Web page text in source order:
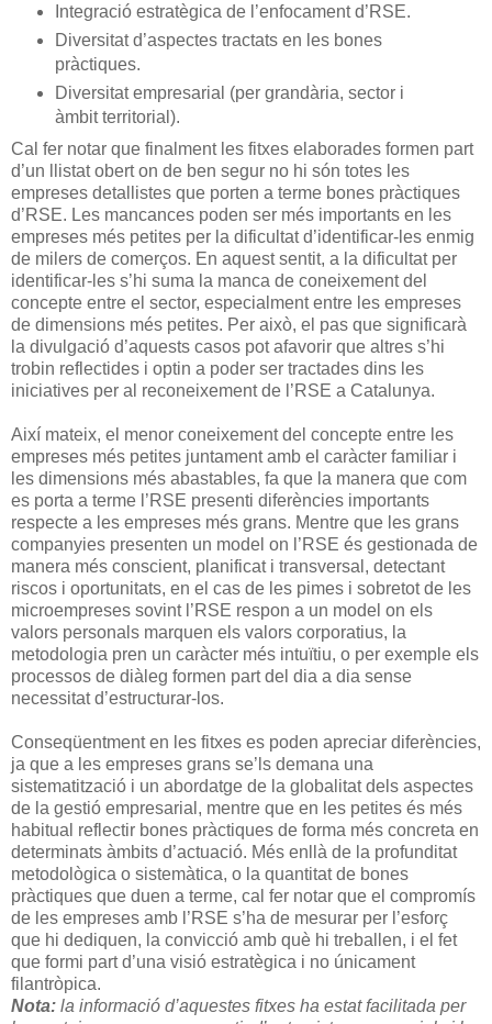
Integració estratègica de l’enfocament d’RSE.
Diversitat d’aspectes tractats en les bones
pràctiques.
Diversitat empresarial (per grandària, sector i
àmbit territorial).
Cal fer notar que finalment les fitxes elaborades formen part
d’un llistat obert on de ben segur no hi són totes les
empreses detallistes que porten a terme bones pràctiques
d’RSE. Les mancances poden ser més importants en les
empreses més petites per la dificultat d’identificar-les enmig
de milers de comerços. En aquest sentit, a la dificultat per
identificar-les s’hi suma la manca de coneixement del
concepte entre el sector, especialment entre les empreses
de dimensions més petites. Per això, el pas que significarà
la divulgació d’aquests casos pot afavorir que altres s’hi
trobin reflectides i optin a poder ser tractades dins les
iniciatives per al reconeixement de l’RSE a Catalunya.
Així mateix, el menor coneixement del concepte entre les
empreses més petites juntament amb el caràcter familiar i
les dimensions més abastables, fa que la manera que com
es porta a terme l’RSE presenti diferències importants
respecte a les empreses més grans. Mentre que les grans
companyies presenten un model on l’RSE és gestionada de
manera més conscient, planificat i transversal, detectant
riscos i oportunitats, en el cas de les pimes i sobretot de les
microempreses sovint l’RSE respon a un model on els
valors personals marquen els valors corporatius, la
metodologia pren un caràcter més intuïtiu, o per exemple els
processos de diàleg formen part del dia a dia sense
necessitat d’estructurar-los.
Conseqüentment en les fitxes es poden apreciar diferències,
ja que a les empreses grans se’ls demana una
sistematització i un abordatge de la globalitat dels aspectes
de la gestió empresarial, mentre que en les petites és més
habitual reflectir bones pràctiques de forma més concreta en
determinats àmbits d’actuació. Més enllà de la profunditat
metodològica o sistemàtica, o la quantitat de bones
pràctiques que duen a terme, cal fer notar que el compromís
de les empreses amb l’RSE s’ha de mesurar per l’esforç
que hi dediquen, la convicció amb què hi treballen, i el fet
que formi part d’una visió estratègica i no únicament
filantròpica.
Nota: la informació d’aquestes fitxes ha estat facilitada per